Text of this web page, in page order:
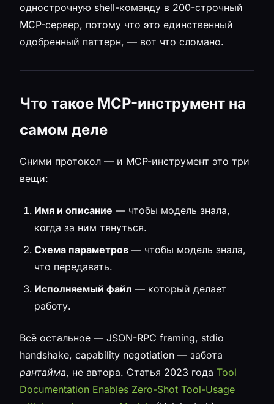
однострочную shell-команду в 200-строчный
MCP-сервер, потому что это единственный
одобренный паттерн, — вот что сломано.
Что такое MCP-инструмент на
самом деле
Сними протокол — и MCP-инструмент это три
вещи:
Имя и описание — чтобы модель знала,
когда за ним тянуться.
Схема параметров — чтобы модель знала,
что передавать.
Исполняемый файл — который делает
работу.
Всё остальное — JSON-RPC framing, stdio
handshake, capability negotiation — забота
рантайма, не автора. Статья 2023 года Tool
Documentation Enables Zero-Shot Tool-Usage